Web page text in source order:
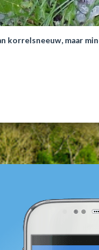
korrelsneeuw, maar